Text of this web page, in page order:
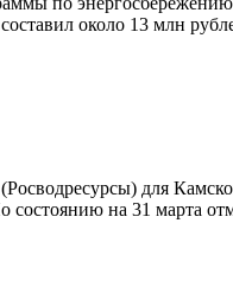
около 13 млн
для
на 31 марта